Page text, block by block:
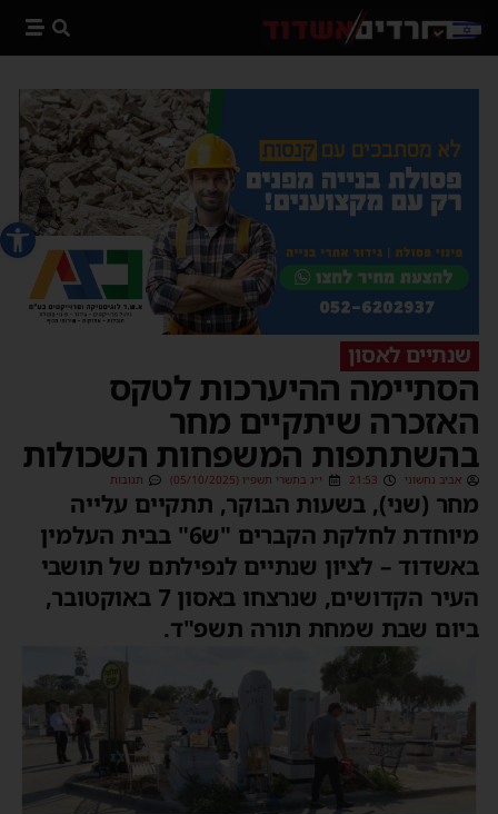
פתח
שנתיים לאסון
הסתיימה ההיערכות לטקס
האזכרה שיתקיים מחר
בהשתתפות המשפחות השכולות
אביב נחשוני 21:53 י״ג בתשרי תשפ״ו (05/10/2025) תגובות
מחר (שני), בשעות הבוקר, תתקיים עלייה
מיוחדת לחלקת הקברים "ש6" בבית העלמין
באשדוד – לציון שנתיים לנפילתם של תושבי
העיר הקדושים, שנרצחו באסון 7 באוקטובר,
ביום שבת שמחת תורה תשפ"ד.